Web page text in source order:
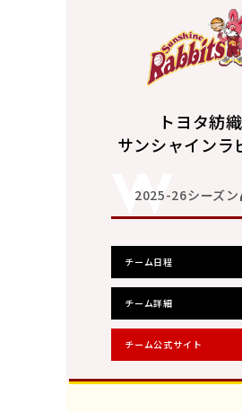
トヨタ紡織
サンシャインラ
2025-26シーズン
チーム日程
チーム詳細
チーム公式サイト